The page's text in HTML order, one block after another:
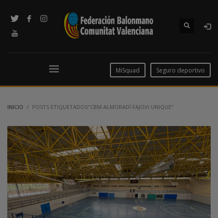
MiSquad Seguro deportivo
INICIO POSTS ETIQUETADOS"CBM ALMORADÍ FAJOVI UNIQUE"